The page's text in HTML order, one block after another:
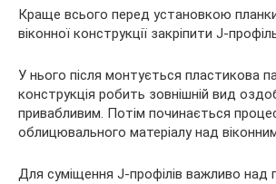
Краще всього перед установкою планки
віконної конструкції закріпити J-
У нього після монтується пластикова
конструкція робить зовнішній вид
привабливим. Потім починається
облицювального матеріалу над
Для суміщення J-профілів важливо над